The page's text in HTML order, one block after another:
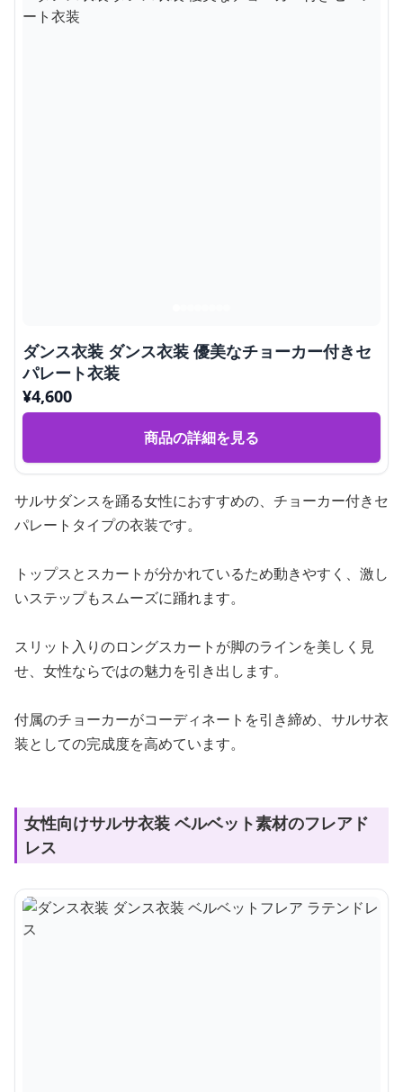
ダンス衣装 ダンス衣装 優美なチョーカー付きセ
パレート衣装
¥4,600
商品の詳細を見る
サルサダンスを踊る女性におすすめの、チョーカー付きセ
パレートタイプの衣装です。
トップスとスカートが分かれているため動きやすく、激し
いステップもスムーズに踊れます。
スリット入りのロングスカートが脚のラインを美しく見
せ、女性ならではの魅力を引き出します。
付属のチョーカーがコーディネートを引き締め、サルサ衣
装としての完成度を高めています。
女性向けサルサ衣装 ベルベット素材のフレアド
レス